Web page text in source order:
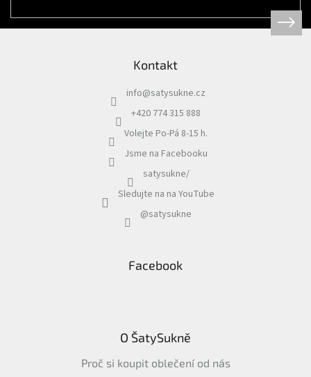
Kontakt
info@satysukne.cz
+420 774 315 888
Volejte Po-Pá 8-15 h.
Jsme na Facebooku
satysukne/
Sledujte na na YouTube
@satysukne
Facebook
O ŠatySukně
Proč si koupit oblečení od nás